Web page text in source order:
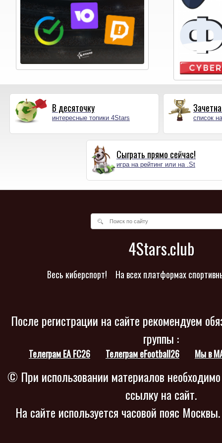
В десяточку
интересные топики 4Stars список
Сыграть прямо сейчас!
игра на рейтинг или на .St
4Stars.club
Весь киберспорт! На всех платформах
После регистрации на сайте рекомендуем
группы :
Телеграм EA FC26 Телеграм eFootball26 Мы в
© При использовании материалов
ссылку на сайт.
На сайте используется часовой пояс